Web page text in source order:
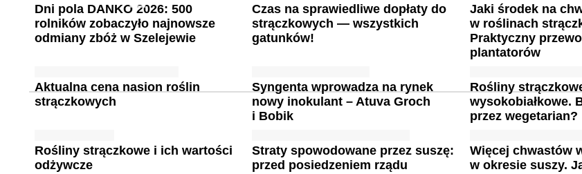
Dni pola DANKO 2026: 500
rolników zobaczyło najnowsze
odmiany zbóż w Szelejewie
Czas na sprawiedliwe dopłaty do
strączkowych — wszystkich
gatunków!
Jaki środek na
w roślinach
Praktyczny
plantatorów
Aktualna cena nasion roślin
strączkowych
Syngenta wprowadza na rynek
nowy inokulant – Atuva Groch
i Bobik
Rośliny
wysokobiałkowe.
przez wegetarian?
Rośliny strączkowe i ich wartości
odżywcze
Straty spowodowane przez suszę:
przed posiedzeniem rządu
Więcej chwastów
w okresie suszy.